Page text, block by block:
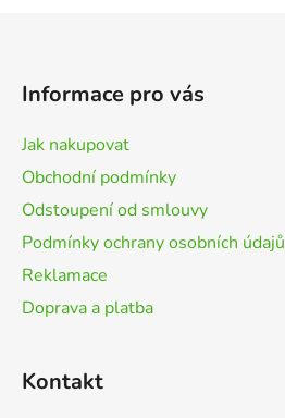
Informace pro vás
Jak nakupovat
Obchodní podmínky
Odstoupení od smlouvy
Podmínky ochrany osobních údajů
Reklamace
Doprava a platba
Kontakt